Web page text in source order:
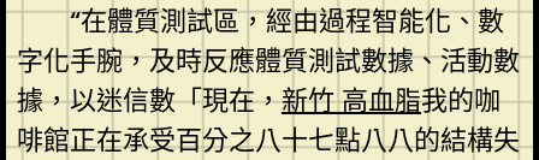
“在體質測試區，經由過程智能化、數
字化手腕，及時反應體質測試數據、活動數
據，以迷信數「現在，新竹 高血脂我的咖
啡館正在承受百分之八十七點八八的結構失